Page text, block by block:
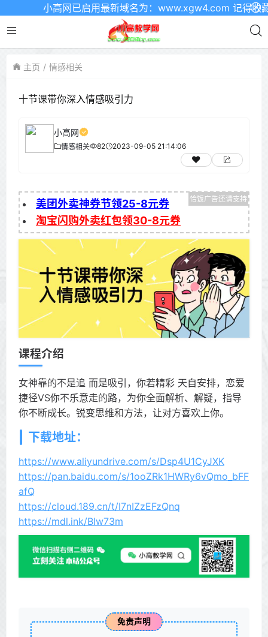
小高网已启用最新域名为：www.xgw4.com 记得收藏哦
主页 情感相关
十节课带你深入情感吸引力
小高网
情感相关 82 2023-09-05 21:14:06
美团外卖神券节领25-8元券
淘宝闪购外卖红包领30-8元券
课程介绍
女神靠的不是追 而是吸引，你若精彩 天自安排，恋爱
捷径VS你不乐意走的路，为你全面解析、解疑，指导
你不断成长。锐变思维和方法，让对方喜欢上你。
下载地址：
https://www.aliyundrive.com/s/Dsp4U1CyJXK
https://pan.baidu.com/s/1ooZRk1HWRy6vQmo_bFF
afQ
https://cloud.189.cn/t/I7nIZzEFzQnq
https://mdl.ink/BIw73m
免责声明